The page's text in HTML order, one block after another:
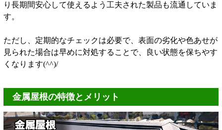
り長期間安心して使えるよう工夫された製品も流通していま
す。
ただし、定期的なチェックは必要で、表面の劣化や色あせが
見られた場合は早めに対処することで、良い状態を保ちやす
くなります(^^)/
金属屋根の特徴とメリット